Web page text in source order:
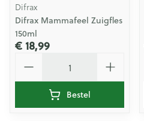
Difrax
Difrax Mammafeel Zuigfles
150ml
€ 18,99
Bestel